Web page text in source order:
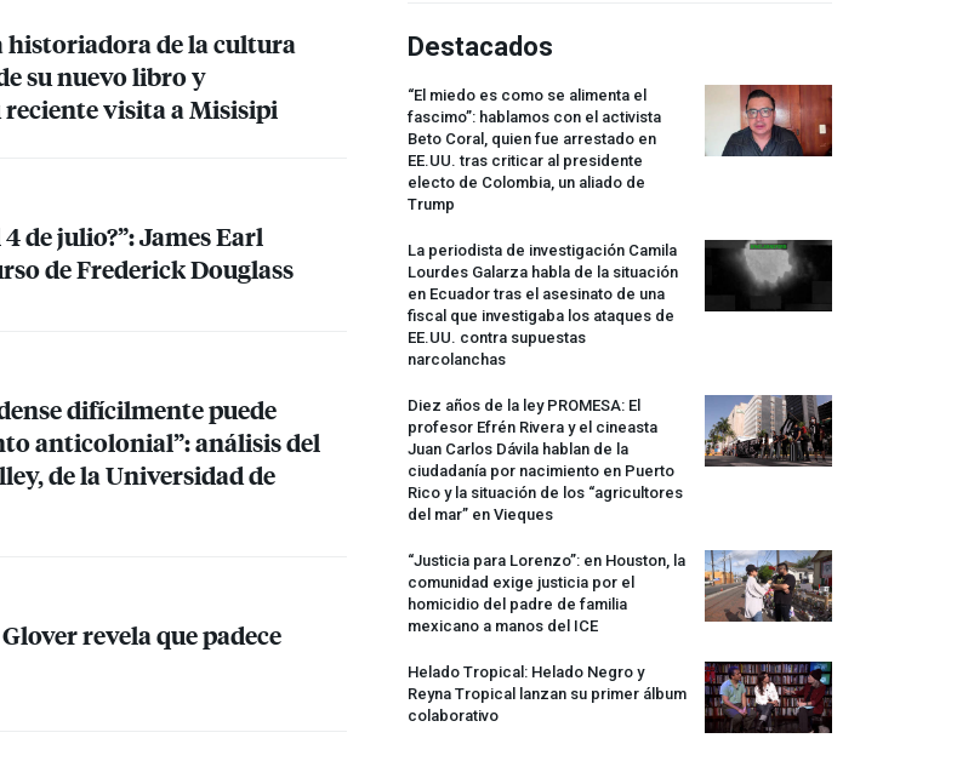
historiadora de la cultura
su nuevo libro y
reciente visita a Misisipi
4 de julio?”: James Earl
de Frederick Douglass
difícilmente puede
anticolonial”: análisis del
de la Universidad de
revela que padece
Destacados
“El miedo es como se alimenta el
fascimo”: hablamos con el activista
Beto Coral, quien fue arrestado en
EE.UU. tras criticar al presidente
electo de Colombia, un aliado de
Trump
La periodista de investigación Camila
Lourdes Galarza habla de la situación
en Ecuador tras el asesinato de una
fiscal que investigaba los ataques de
EE.UU. contra supuestas
narcolanchas
Diez años de la ley PROMESA: El
profesor Efrén Rivera y el cineasta
Juan Carlos Dávila hablan de la
ciudadanía por nacimiento en Puerto
Rico y la situación de los “agricultores
del mar” en Vieques
“Justicia para Lorenzo”: en Houston, la
comunidad exige justicia por el
homicidio del padre de familia
mexicano a manos del ICE
Helado Tropical: Helado Negro y
Reyna Tropical lanzan su primer álbum
colaborativo